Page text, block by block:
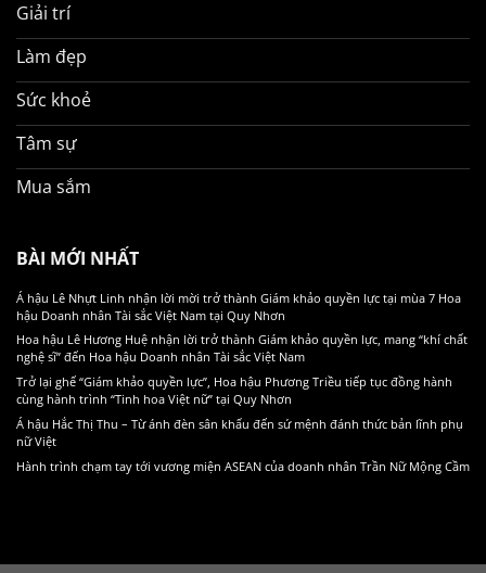
Giải trí
Làm đẹp
Sức khoẻ
Tâm sự
Mua sắm
BÀI MỚI NHẤT
Á hậu Lê Nhựt Linh nhận lời mời trở thành Giám khảo quyền lực tại mùa 7 Hoa
hậu Doanh nhân Tài sắc Việt Nam tại Quy Nhơn
Hoa hậu Lê Hương Huệ nhận lời trở thành Giám khảo quyền lực, mang “khí chất
nghệ sĩ” đến Hoa hậu Doanh nhân Tài sắc Việt Nam
Trở lại ghế “Giám khảo quyền lực”, Hoa hậu Phương Triều tiếp tục đồng hành
cùng hành trình “Tinh hoa Việt nữ” tại Quy Nhơn
Á hậu Hắc Thị Thu – Từ ánh đèn sân khấu đến sứ mệnh đánh thức bản lĩnh phụ
nữ Việt
Hành trình chạm tay tới vương miện ASEAN của doanh nhân Trần Nữ Mộng Cầm